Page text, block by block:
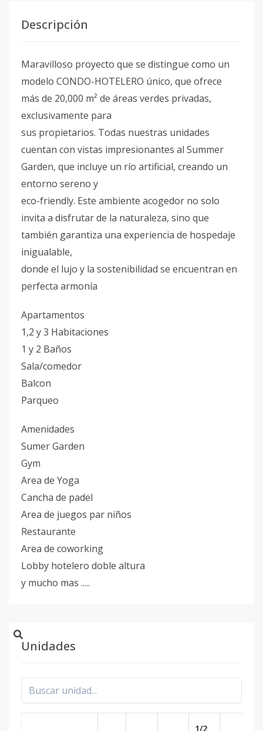
Descripción
Maravilloso proyecto que se distingue como un
modelo CONDO-HOTELERO único, que ofrece
más de 20,000 m² de áreas verdes privadas,
exclusivamente para
sus propietarios. Todas nuestras unidades
cuentan con vistas impresionantes al Summer
Garden, que incluye un río artificial, creando un
entorno sereno y
eco-friendly. Este ambiente acogedor no solo
invita a disfrutar de la naturaleza, sino que
también garantiza una experiencia de hospedaje
inigualable,
donde el lujo y la sostenibilidad se encuentran en
perfecta armonía
Apartamentos
1,2 y 3 Habitaciones
1 y 2 Baños
Sala/comedor
Balcon
Parqueo
Amenidades
Sumer Garden
Gym
Area de Yoga
Cancha de padel
Area de juegos par niños
Restaurante
Area de coworking
Lobby hotelero doble altura
y mucho mas .....
Unidades
1/2